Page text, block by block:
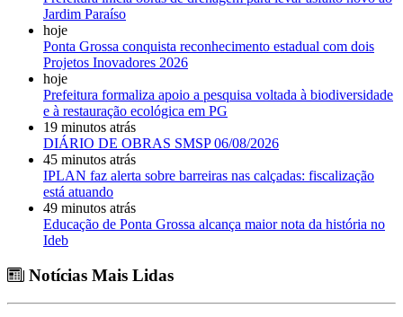
Jardim Paraíso
hoje
Ponta Grossa conquista reconhecimento estadual com dois
Projetos Inovadores 2026
hoje
Prefeitura formaliza apoio a pesquisa voltada à biodiversidade
e à restauração ecológica em PG
19 minutos atrás
DIÁRIO DE OBRAS SMSP 06/08/2026
45 minutos atrás
IPLAN faz alerta sobre barreiras nas calçadas: fiscalização
está atuando
49 minutos atrás
Educação de Ponta Grossa alcança maior nota da história no
Ideb
Notícias Mais Lidas